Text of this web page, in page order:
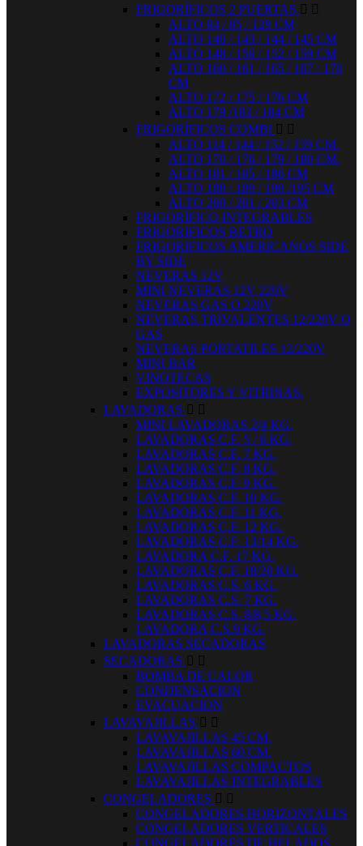
FRIGORÍFICOS 2 PUERTAS  
ALTO 84 / 85 / 129 CM
ALTO 140 / 143 / 144 / 145 CM
ALTO 148 / 150 / 152 / 159 CM
ALTO 160 / 161 / 165 / 167 / 170
CM
ALTO 172 / 175 / 176 CM
ALTO 179 /183 / 184 CM
FRIGORÍFICOS COMBI  
ALTO 114 / 144 / 152 / 159 CM.
ALTO 170 / 176 / 179 / 180 CM.
ALTO 181 / 185 / 186 CM
ALTO 188 / 189 / 190 /195 CM
ALTO 200 / 201 / 203 CM
FRIGORÍFICO INTEGRABLES
FRIGORIFICOS RETRO
FRIGORIFICOS AMERICANOS SIDE
BY SIDE
NEVERAS 12V
MINI NEVERAS 12V 220V
NEVERAS GAS O 220V
NEVERAS TRIVALENTES 12/220V O
GAS
NEVERAS PORTATILES 12/220V
MINI BAR
VINOTECAS
EXPOSITORES Y VITRINAS.
LAVADORAS  
MINI LAVADORAS 2/4 KG.
LAVADORAS C.F. 5 / 6 KG.
LAVADORAS C.F. 7 KG.
LAVADORAS C.F. 8 KG.
LAVADORAS C.F. 9 KG.
LAVADORAS C.F. 10 KG.
LAVADORAS C.F. 11 KG.
LAVADORAS C.F. 12 KG.
LAVADORAS C.F. 13/14 KG.
LAVADORA C.F. 17 KG.
LAVADORAS C.F. 18/20 KG.
LAVADORAS C.S. 6 KG.
LAVADORAS C.S. 7 KG.
LAVADORAS C.S. 8/8,5 KG.
LAVADORA C.S.9 KG.
LAVADORAS SECADORAS
SECADORAS  
BOMBA DE CALOR
CONDENSACION
EVACUACION
LAVAVAJILLAS  
LAVAVAJILLAS 45 CM.
LAVAVAJILLAS 60 CM.
LAVAVAJILLAS COMPACTOS
LAVAVAJILLAS INTEGRABLES
CONGELADORES  
CONGELADORES HORIZONTALES
CONGELADORES VERTICALES
CONGELADORES DE HELADOS